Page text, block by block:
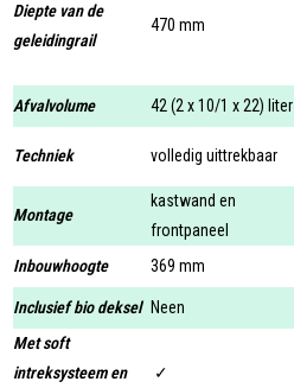
Diepte van de
geleidingrail
470 mm
Afvalvolume
42 (2 x 10/1 x 22) liter
Techniek volledig uittrekbaar
Montage
kastwand en
frontpaneel
Inbouwhoogte
369 mm
Inclusief bio deksel
Neen
Met soft
intreksysteem en
✓